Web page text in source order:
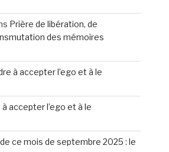
Prière de libération, de
des mémoires
à accepter l’ego et à le
accepter l’ego et à le
ce mois de septembre 2025 : le